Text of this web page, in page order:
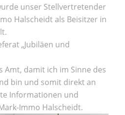
unser Stellvertretender
Halscheidt als Beisitzer in
„Jubiläen und
Amt, damit ich im Sinne des
bin und somit direkt an
Informationen und
Immo Halscheidt.